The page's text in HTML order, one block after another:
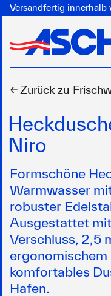
Versandfertig innerhalb
← Zurück zu
Niro
Formschöne
Warmwasser
robuster
Ausgestattet
Verschluss, 2,5
ergonomischem
komfortables
Hafen.